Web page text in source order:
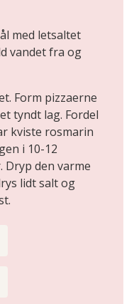
med letsaltet
vandet fra og
Form pizzaerne
tyndt lag. Fordel
kviste rosmarin
i 10-12
Dryp den varme
lidt salt og